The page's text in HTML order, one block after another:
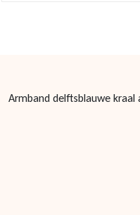
Armband delftsblauwe